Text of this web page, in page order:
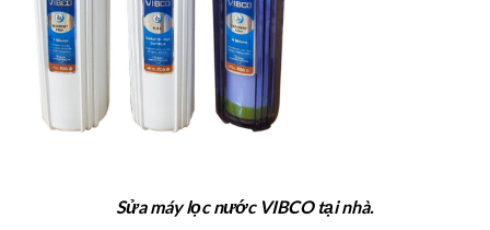
Sửa máy lọc nước VIBCO tại nhà.